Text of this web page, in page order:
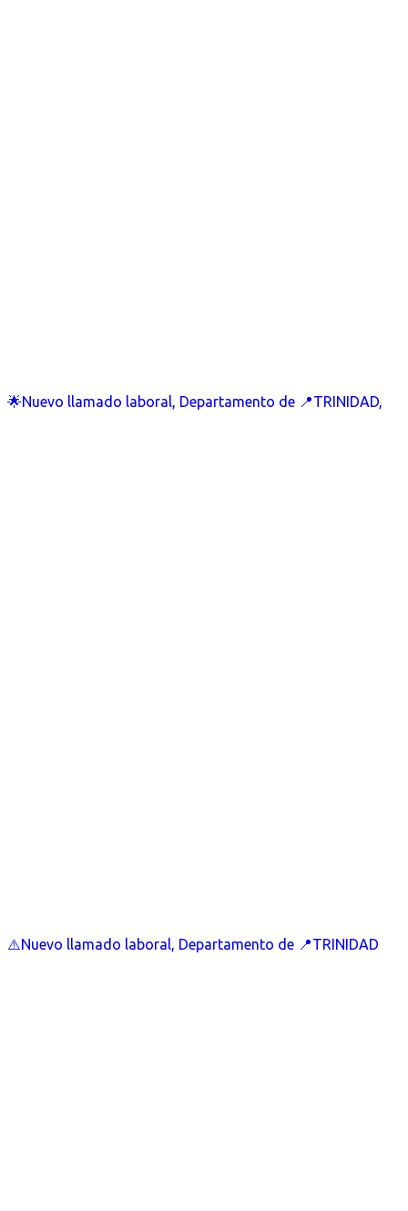
🌟Nuevo llamado laboral, Departamento de 📍TRINIDAD,
⚠️Nuevo llamado laboral, Departamento de 📍TRINIDAD